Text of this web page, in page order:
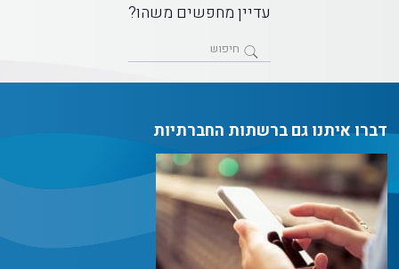
עדיין מחפשים משהו?
דברו איתנו גם ברשתות החברתיות